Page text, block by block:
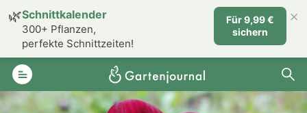
🌿Schnittkalender
300+ Pflanzen,
perfekte Schnittzeiten!
Für 9,99 €
sichern
×